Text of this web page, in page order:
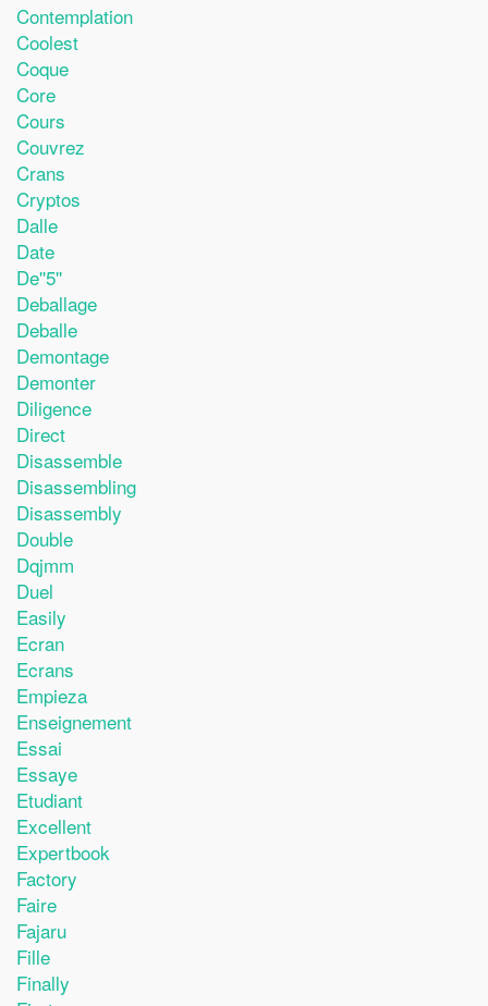
Contemplation
Coolest
Coque
Core
Cours
Couvrez
Crans
Cryptos
Dalle
Date
De''5''
Deballage
Deballe
Demontage
Demonter
Diligence
Direct
Disassemble
Disassembling
Disassembly
Double
Dqjmm
Duel
Easily
Ecran
Ecrans
Empieza
Enseignement
Essai
Essaye
Etudiant
Excellent
Expertbook
Factory
Faire
Fajaru
Fille
Finally